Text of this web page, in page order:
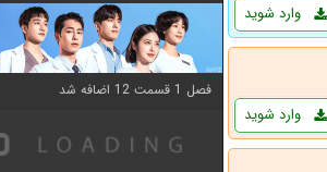
وارد شوید
وارد شوید
فصل 1 قسمت 12 اضافه شد